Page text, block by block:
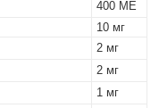
400 МЕ
10 мг
2 мг
2 мг
1 мг